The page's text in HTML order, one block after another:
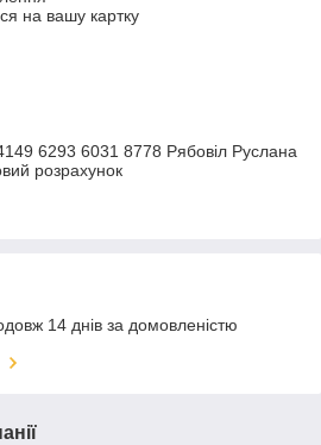
на вашу картку
6293 6031 8778 Рябовіл Руслана
розрахунок
14 днів за домовленістю